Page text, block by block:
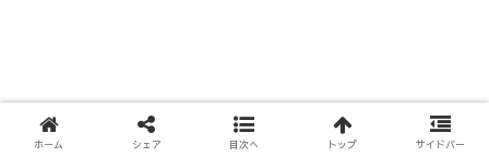
ホーム シェア 目次へ トップ サイドバー